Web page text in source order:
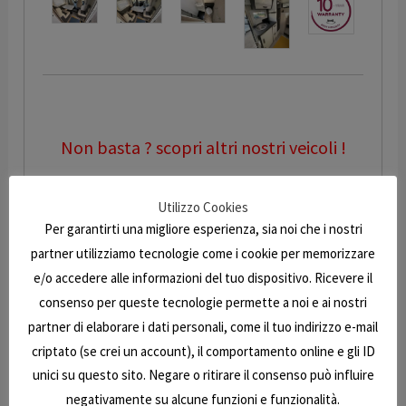
Non basta ? scopri altri nostri veicoli !
E7 Caravan, da 50 anni E7 Caravan realizza i vostri
sogni: camper e roulotte nuovi e usati delle
migliori marche (McLouis, Adria, Bürstner, Sun
Living, Marloreen, Fendt, Bell, VS Valsugana,
Laverda, Royalcar, Trevicaravan, Exodus, Rigoldi,
Messager, Safariways, Roller, Sterckeman,
Hymer, Cartago, Laika, Arca, Due Erre, CI,
Granduca, Riviera, Elnagh, Mobilvetta).
Utilizzo Cookies
Per garantirti una migliore esperienza, sia noi che i nostri
partner utilizziamo tecnologie come i cookie per memorizzare
e/o accedere alle informazioni del tuo dispositivo. Ricevere il
consenso per queste tecnologie permette a noi e ai nostri
partner di elaborare i dati personali, come il tuo indirizzo e-mail
criptato (se crei un account), il comportamento online e gli ID
unici su questo sito. Negare o ritirare il consenso può influire
negativamente su alcune funzioni e funzionalità.